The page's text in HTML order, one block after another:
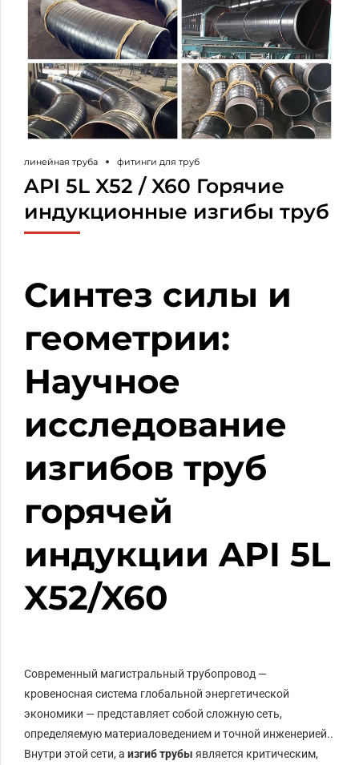
линейная труба фитинги для труб
API 5L X52 / X60 Горячие
индукционные изгибы труб
Синтез силы и
геометрии:
Научное
исследование
изгибов труб
горячей
индукции API 5L
X52/X60
Современный магистральный трубопровод —
кровеносная система глобальной энергетической
экономики — представляет собой сложную сеть,
определяемую материаловедением и точной инженерией..
Внутри этой сети, а изгиб трубы является критическим,